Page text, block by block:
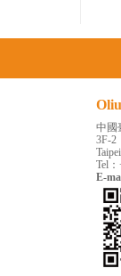
中國
3F-2
Tel
E-